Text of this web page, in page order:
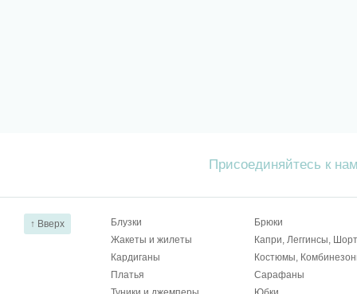
Присоединяйтесь к
↑ Вверх Блузки
Брюки
Жакеты и жилеты
Капри, Леггинсы,
Кардиганы
Костюмы,
Платья
Сарафаны